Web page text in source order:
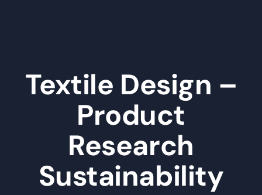
Textile Design –
Product
Research
Sustainability